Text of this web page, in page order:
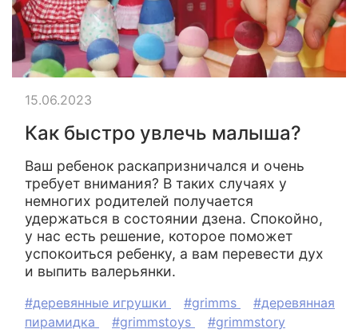
Как быстро увлечь малыша?
Ваш ребенок раскапризничался и очень
требует внимания? В таких случаях у
немногих родителей получается
удержаться в состоянии дзена. Спокойно,
у нас есть решение, которое поможет
успокоиться ребенку, а вам перевести дух
и выпить валерьянки.
15.06.2023
#деревянные игрушки #grimms
#деревянная
пирамидка
#grimmstoys
#grimmstory